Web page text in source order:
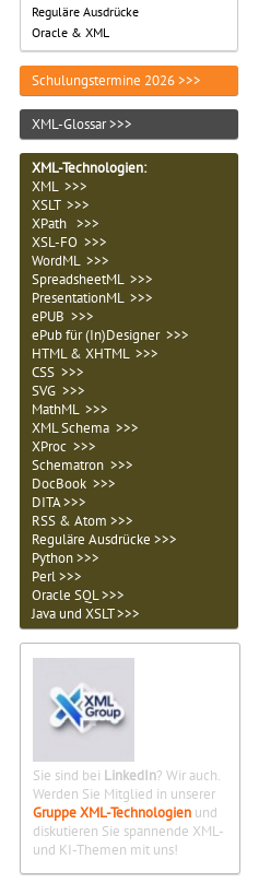
Reguläre Ausdrücke
Oracle & XML
Schulungstermine 2026 >>>
XML-Glossar >>>
XML-Technologien:
XML >>>
XSLT >>>
XPath >>>
XSL-FO >>>
WordML >>>
SpreadsheetML >>>
PresentationML >>>
ePUB >>>
ePub für (In)Designer >>>
HTML & XHTML >>>
CSS >>>
SVG >>>
MathML >>>
XML Schema >>>
XProc >>>
Schematron >>>
DocBook >>>
DITA >>>
RSS & Atom >>>
Reguläre Ausdrücke >>>
Python >>>
Perl >>>
Oracle SQL >>>
Java und XSLT >>>
Sie sind bei LinkedIn? Wir auch.
Werden Sie Mitglied in unserer
Gruppe XML-Technologien und
diskutieren Sie spannende XML-
und KI-Themen mit uns!